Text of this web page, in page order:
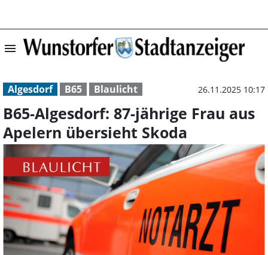
menu B65-Algesdorf:
Algesdorf B65 Blaulicht 26.11.2025 10:17
B65-Algesdorf: 87-jährige Frau aus
Apelern übersieht Skoda